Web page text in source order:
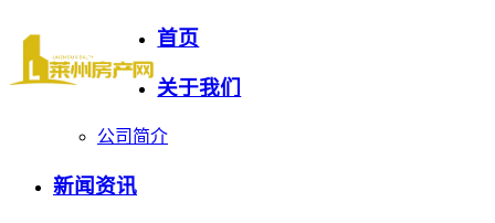
首页
关于我们
公司简介
新闻资讯